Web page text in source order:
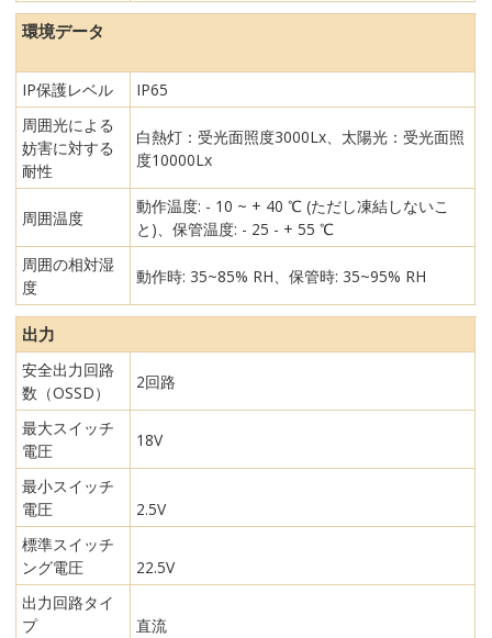
環境データ
IP保護レベル
IP65
周囲光による
妨害に対する
耐性
白熱灯：受光面照度3000Lx、太陽光：受光面照
度10000Lx
周囲温度
動作温度: - 10 ~ + 40 ℃ (ただし凍結しないこ
と)、保管温度: - 25 - + 55 ℃
周囲の相対湿
度
動作時: 35~85% RH、保管時: 35~95% RH
出力
安全出力回路
数（OSSD）
2回路
最大スイッチ
電圧
18V
最小スイッチ
電圧
2.5V
標準スイッチ
ング電圧
22.5V
出力回路タイ
プ
直流